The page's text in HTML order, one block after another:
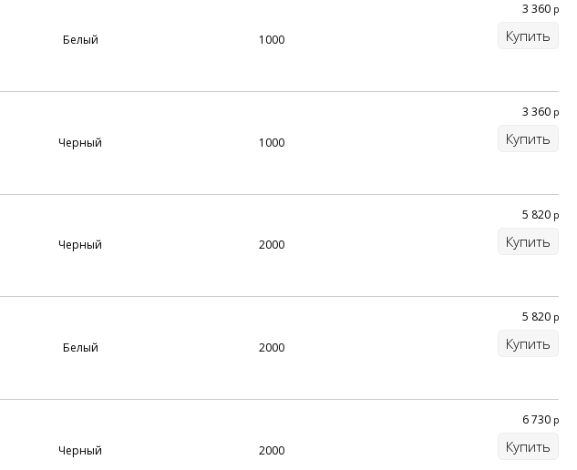
Белый 1000
3 360 р
Купить
Черный 1000
3 360 р
Купить
Черный 2000
5 820 р
Купить
Белый 2000
5 820 р
Купить
Черный 2000
6 730 р
Купить